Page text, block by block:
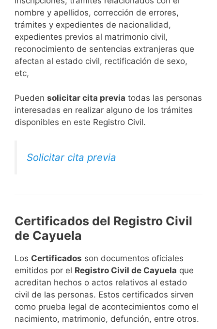
nombre y apellidos, corrección de errores,
trámites y expedientes de nacionalidad,
expedientes previos al matrimonio civil,
reconocimiento de sentencias extranjeras que
afectan al estado civil, rectificación de sexo,
etc,
​Pueden solicitar cita previa todas las personas
interesadas en realizar alguno de los trámites
disponibles en este Registro Civil.​
Solicitar cita previa
Certificados del Registro Civil
de Cayuela
Los Certificados son documentos oficiales
emitidos por el Registro Civil de Cayuela que
acreditan hechos o actos relativos al estado
civil de las personas. Estos certificados sirven
como prueba legal de acontecimientos como el
nacimiento, matrimonio, defunción, entre otros.